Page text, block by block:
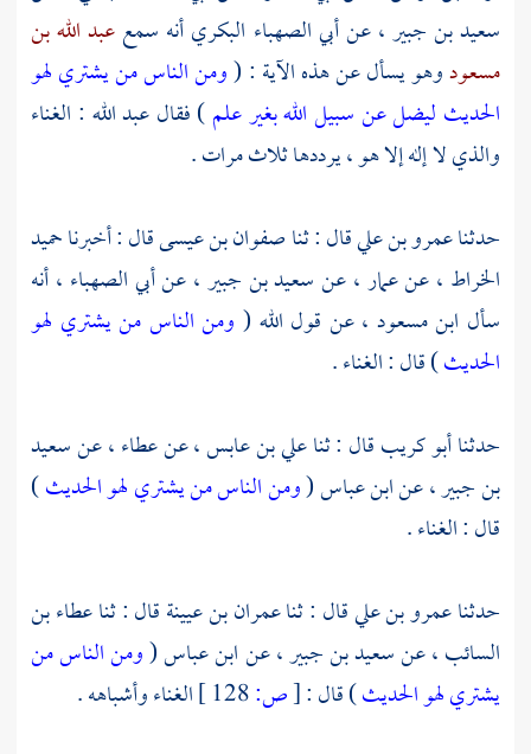
سعيد بن جبير ،عنأبي الصهباء البكريأنه سمععبد الله بن
مسعودوهو يسأل عن هذه الآية : (ومن الناس من يشتري لهو
الحديث ليضل عن سبيل الله بغير علم) فقالعبد الله : الغناء
والذي لا إله إلا هو ، يرددها ثلاث مرات .
حدثناعمرو بن عليقال : ثناصفوان بن عيسىقال : أخبرناحميد
الخراط ،عنعمار ،عنسعيد بن جبير ،عنأبي الصهباء ،أنه
سأل ابن مسعود ،عن قول الله ( ومن الناس من يشتري لهو
الحديث) قال : الغناء .
حدثناأبو كريبقال : ثناعلي بن عابس ،عنعطاء ،عنسعيد
بن جبير ،عنابن عباس(ومن الناس من يشتري لهو الحديث)
قال : الغناء .
حدثناعمرو بن عليقال : ثناعمران بن عيينةقال : ثناعطاء بن
السائب ،عنسعيد بن جبير ،عنابن عباس(ومن الناس من
يشتري لهو الحديث) قال :[ص:
الغناء وأشباهه .